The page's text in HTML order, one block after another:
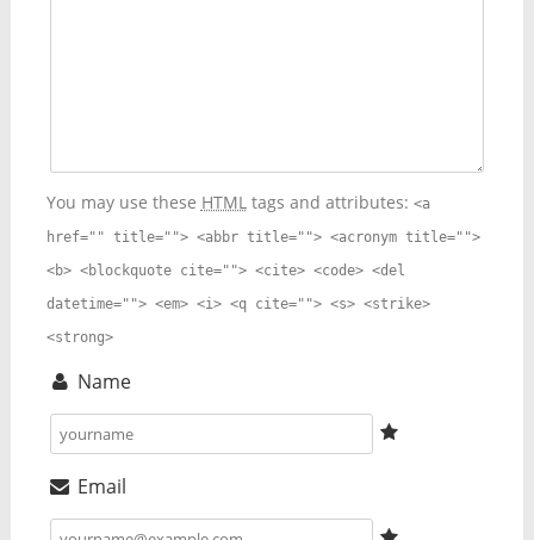
You may use these HTMLtags and attributes: <a
href="" title=""> <abbr title=""> <acronym title="">
<b> <blockquote cite=""> <cite> <code> <del
datetime=""> <em> <i> <q cite=""> <s> <strike>
<strong>
Name
Email